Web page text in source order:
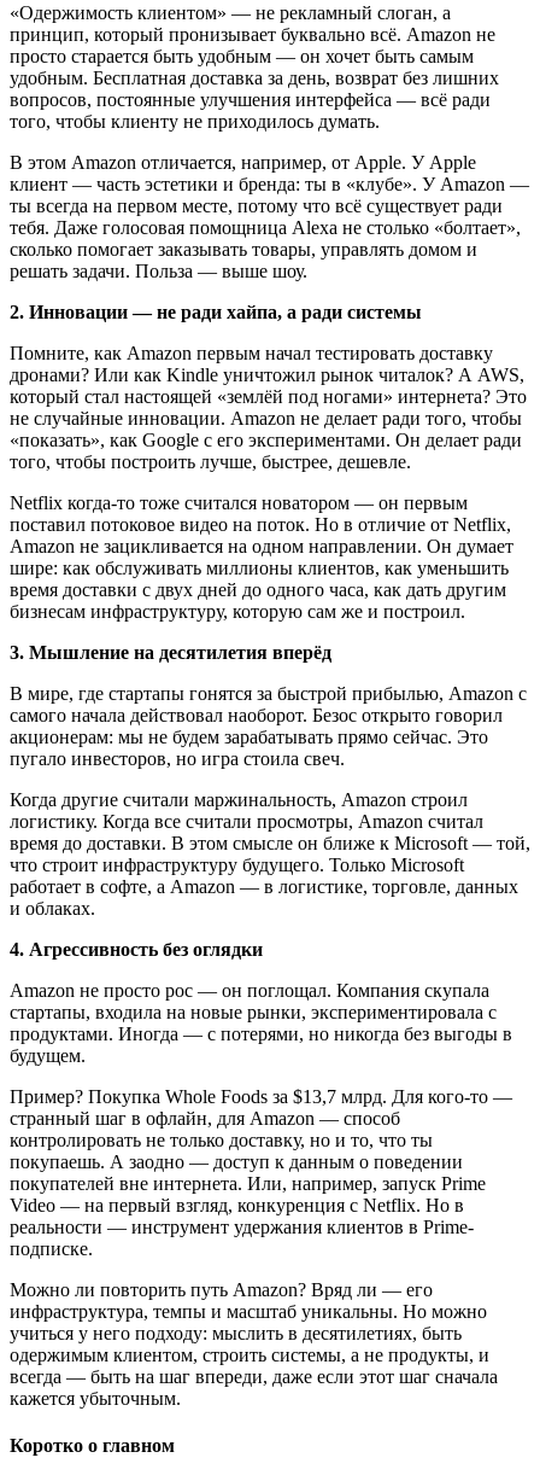
«Одержимость клиентом» — не рекламный слоган, а
принцип, который пронизывает буквально всё. Amazon не
просто старается быть удобным — он хочет быть самым
удобным. Бесплатная доставка за день, возврат без лишних
вопросов, постоянные улучшения интерфейса — всё ради
того, чтобы клиенту не приходилось думать.
В этом Amazon отличается, например, от Apple. У Apple
клиент — часть эстетики и бренда: ты в «клубе». У Amazon —
ты всегда на первом месте, потому что всё существует ради
тебя. Даже голосовая помощница Alexa не столько «болтает»,
сколько помогает заказывать товары, управлять домом и
решать задачи. Польза — выше шоу.
2. Инновации — не ради хайпа, а ради системы
Помните, как Amazon первым начал тестировать доставку
дронами? Или как Kindle уничтожил рынок читалок? А AWS,
который стал настоящей «землёй под ногами» интернета? Это
не случайные инновации. Amazon не делает ради того, чтобы
«показать», как Google с его экспериментами. Он делает ради
того, чтобы построить лучше, быстрее, дешевле.
Netflix когда-то тоже считался новатором — он первым
поставил потоковое видео на поток. Но в отличие от Netflix,
Amazon не зацикливается на одном направлении. Он думает
шире: как обслуживать миллионы клиентов, как уменьшить
время доставки с двух дней до одного часа, как дать другим
бизнесам инфраструктуру, которую сам же и построил.
3. Мышление на десятилетия вперёд
В мире, где стартапы гонятся за быстрой прибылью, Amazon с
самого начала действовал наоборот. Безос открыто говорил
акционерам: мы не будем зарабатывать прямо сейчас. Это
пугало инвесторов, но игра стоила свеч.
Когда другие считали маржинальность, Amazon строил
логистику. Когда все считали просмотры, Amazon считал
время до доставки. В этом смысле он ближе к Microsoft — той,
что строит инфраструктуру будущего. Только Microsoft
работает в софте, а Amazon — в логистике, торговле, данных
и облаках.
4. Агрессивность без оглядки
Amazon не просто рос — он поглощал. Компания скупала
стартапы, входила на новые рынки, экспериментировала с
продуктами. Иногда — с потерями, но никогда без выгоды в
будущем.
Пример? Покупка Whole Foods за $13,7 млрд. Для кого-то —
странный шаг в офлайн, для Amazon — способ
контролировать не только доставку, но и то, что ты
покупаешь. А заодно — доступ к данным о поведении
покупателей вне интернета. Или, например, запуск Prime
Video — на первый взгляд, конкуренция с Netflix. Но в
реальности — инструмент удержания клиентов в Prime-
подписке.
Можно ли повторить путь Amazon? Вряд ли — его
инфраструктура, темпы и масштаб уникальны. Но можно
учиться у него подходу: мыслить в десятилетиях, быть
одержимым клиентом, строить системы, а не продукты, и
всегда — быть на шаг впереди, даже если этот шаг сначала
кажется убыточным.
Коротко о главном